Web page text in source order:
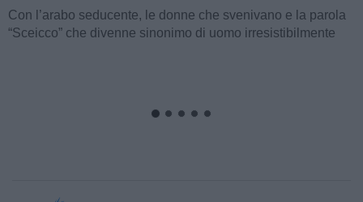
visto, con il film “I quattro cavalieri dell’Apocalisse”. Così
cominciava...